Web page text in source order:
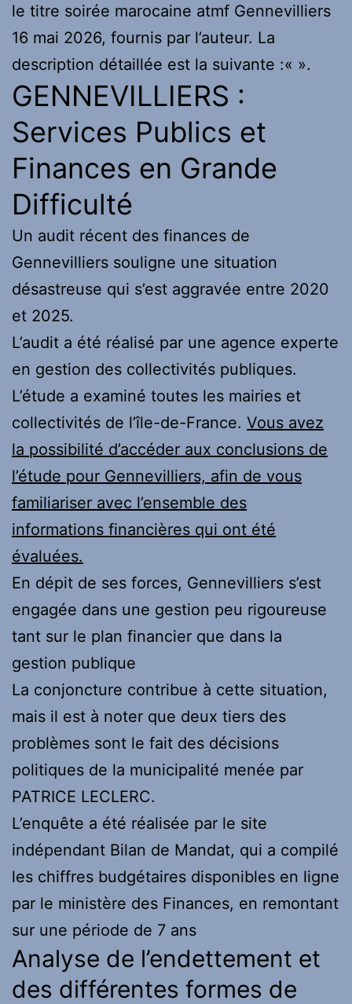
le titre soirée marocaine atmf Gennevilliers
16 mai 2026, fournis par l’auteur. La
description détaillée est la suivante :« ».
GENNEVILLIERS :
Services Publics et
Finances en Grande
Difficulté
Un audit récent des finances de
Gennevilliers souligne une situation
désastreuse qui s’est aggravée entre 2020
et 2025.
L’audit a été réalisé par une agence experte
en gestion des collectivités publiques.
L’étude a examiné toutes les mairies et
collectivités de l’île-de-France. Vous avez
la possibilité d’accéder aux conclusions de
l’étude pour Gennevilliers, afin de vous
familiariser avec l’ensemble des
informations financières qui ont été
évaluées.
En dépit de ses forces, Gennevilliers s’est
engagée dans une gestion peu rigoureuse
tant sur le plan financier que dans la
gestion publique
La conjoncture contribue à cette situation,
mais il est à noter que deux tiers des
problèmes sont le fait des décisions
politiques de la municipalité menée par
PATRICE LECLERC.
L’enquête a été réalisée par le site
indépendant Bilan de Mandat, qui a compilé
les chiffres budgétaires disponibles en ligne
par le ministère des Finances, en remontant
sur une période de 7 ans
Analyse de l’endettement et
des différentes formes de